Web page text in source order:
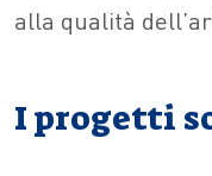
alla qualità
I progetti